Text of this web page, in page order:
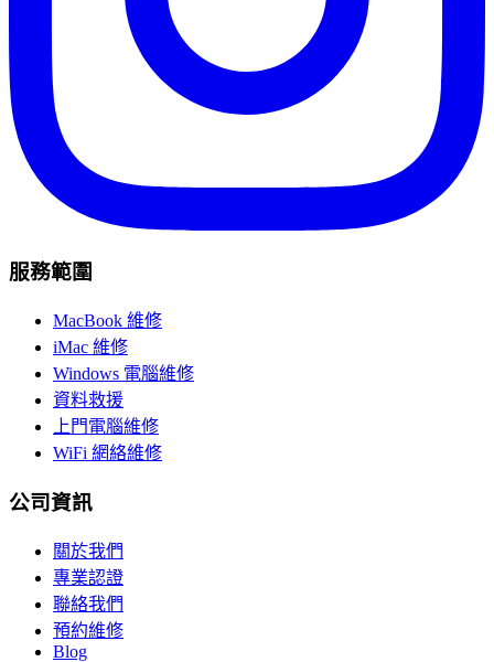
服務範圍
MacBook 維修
iMac 維修
Windows 電腦維修
資料救援
上門電腦維修
WiFi 網絡維修
公司資訊
關於我們
專業認證
聯絡我們
預約維修
Blog